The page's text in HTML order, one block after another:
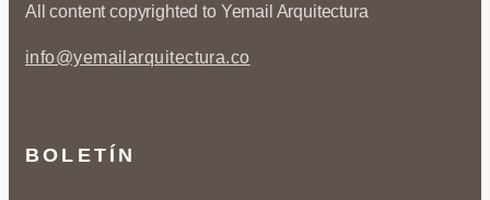
All content copyrighted to Yemail Arquitectura
info@yemailarquitectura.co
BOLETÍN